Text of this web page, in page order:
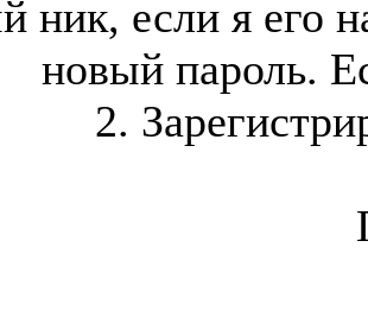
ник, если я его
новый пароль.
2.